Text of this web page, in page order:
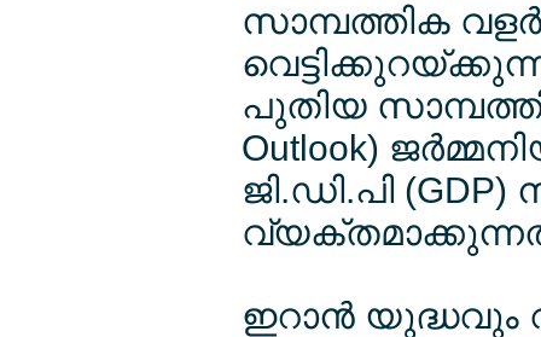
സാമ്പത്തിക
പുതിയ
Outlook)
ജി.ഡി.പി
ഇറാന്‍ യുദ്ധവും